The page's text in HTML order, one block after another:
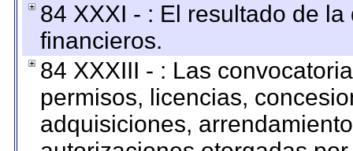
84 XXXI - : El resultado de
financieros.
84 XXXIII - : Las
permisos, licencias,
adquisiciones,